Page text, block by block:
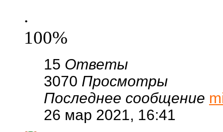
.
100%
15 Ответы
3070 Просмотры
Последнее сообщение
26 мар 2021, 16:41